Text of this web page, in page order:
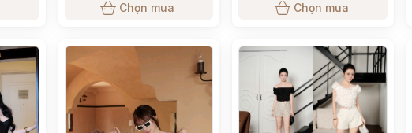
Chọn mua Chọn mua